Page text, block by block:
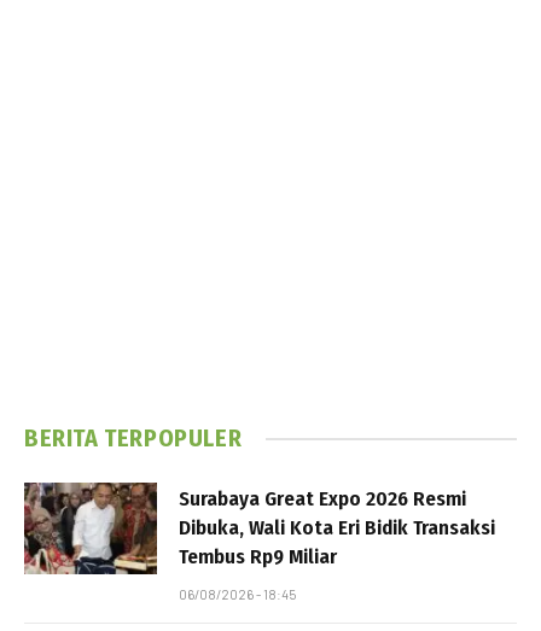
BERITA TERPOPULER
Surabaya Great Expo 2026 Resmi
Dibuka, Wali Kota Eri Bidik Transaksi
Tembus Rp9 Miliar
06/08/2026 - 18:45